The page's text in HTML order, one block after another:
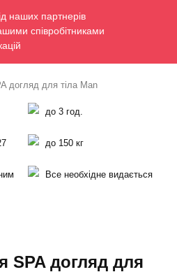
наших партнерів
співробітниками
догляд для тіла Man
до 3 год.
до 150 кг
Все необхідне видається
SPA догляд для